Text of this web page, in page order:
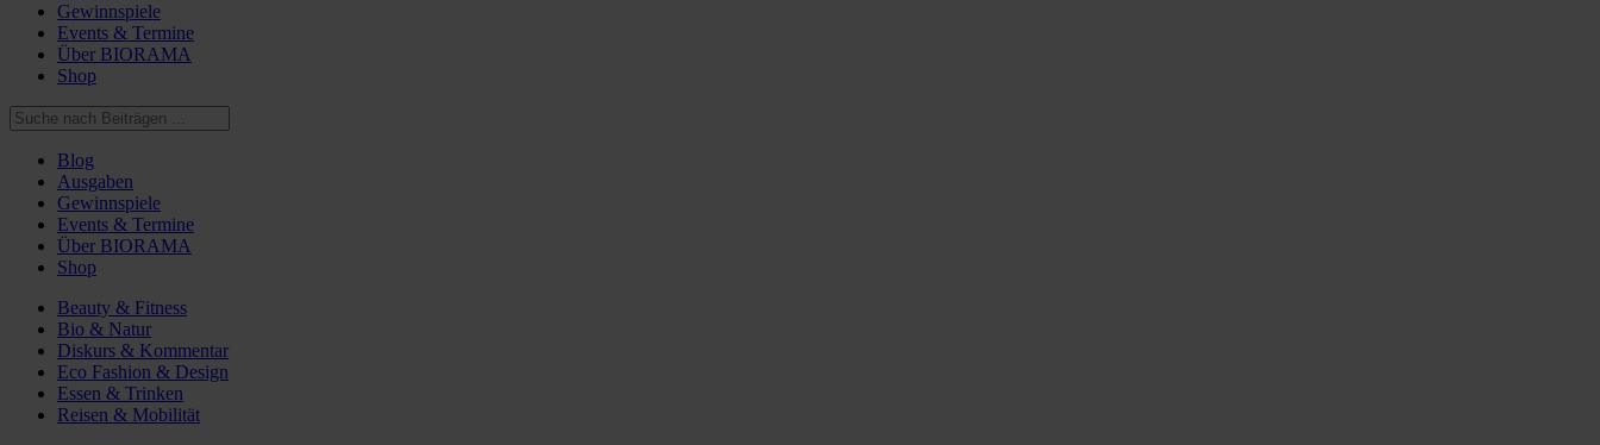
Gewinnspiele
Events & Termine
Über BIORAMA
Shop
Blog
Ausgaben
Gewinnspiele
Events & Termine
Über BIORAMA
Shop
Beauty & Fitness
Bio & Natur
Diskurs & Kommentar
Eco Fashion & Design
Essen & Trinken
Reisen & Mobilität